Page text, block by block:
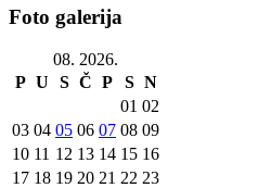
Foto galerija
08. 2026.
P U S Č P S N
01 02
03 04 05 06 07 08 09
10 11 12 13 14 15 16
17 18 19 20 21 22 23